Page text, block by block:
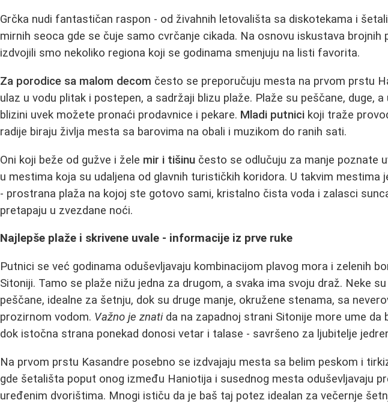
Grčka nudi fantastičan raspon - od živahnih letovališta sa diskotekama i
mirnih seoca gde se čuje samo cvrčanje cikada. Na osnovu iskustava brojnih
izdvojili smo nekoliko regiona koji se godinama smenjuju na listi favorita.
Za porodice sa malom decom često se preporučuju mesta na prvom prstu
ulaz u vodu plitak i postepen, a sadržaji blizu plaže. Plaže su peščane, duge,
blizini uvek možete pronaći prodavnice i pekare. Mladi putnici koji traže
radije biraju življa mesta sa barovima na obali i muzikom do ranih sati.
Oni koji beže od gužve i žele mir i tišinu često se odlučuju za manje poznate
u mestima koja su udaljena od glavnih turističkih koridora. U takvim mestima
- prostrana plaža na kojoj ste gotovo sami, kristalno čista voda i zalasci
pretapaju u zvezdane noći.
Najlepše plaže i skrivene uvale - informacije iz prve ruke
Putnici se već godinama oduševljavaju kombinacijom plavog mora i zelenih
Sitoniji. Tamo se plaže nižu jedna za drugom, a svaka ima svoju draž. Neke su
peščane, idealne za šetnju, dok su druge manje, okružene stenama, sa
prozirnom vodom. Važno je znatida na zapadnoj strani Sitonije more ume da
dok istočna strana ponekad donosi vetar i talase - savršeno za ljubitelje
Na prvom prstu Kasandre posebno se izdvajaju mesta sa belim peskom i
gde šetališta poput onog između Haniotija i susednog mesta oduševljavaju
uređenim dvorištima. Mnogi ističu da je baš taj potez idealan za večernje